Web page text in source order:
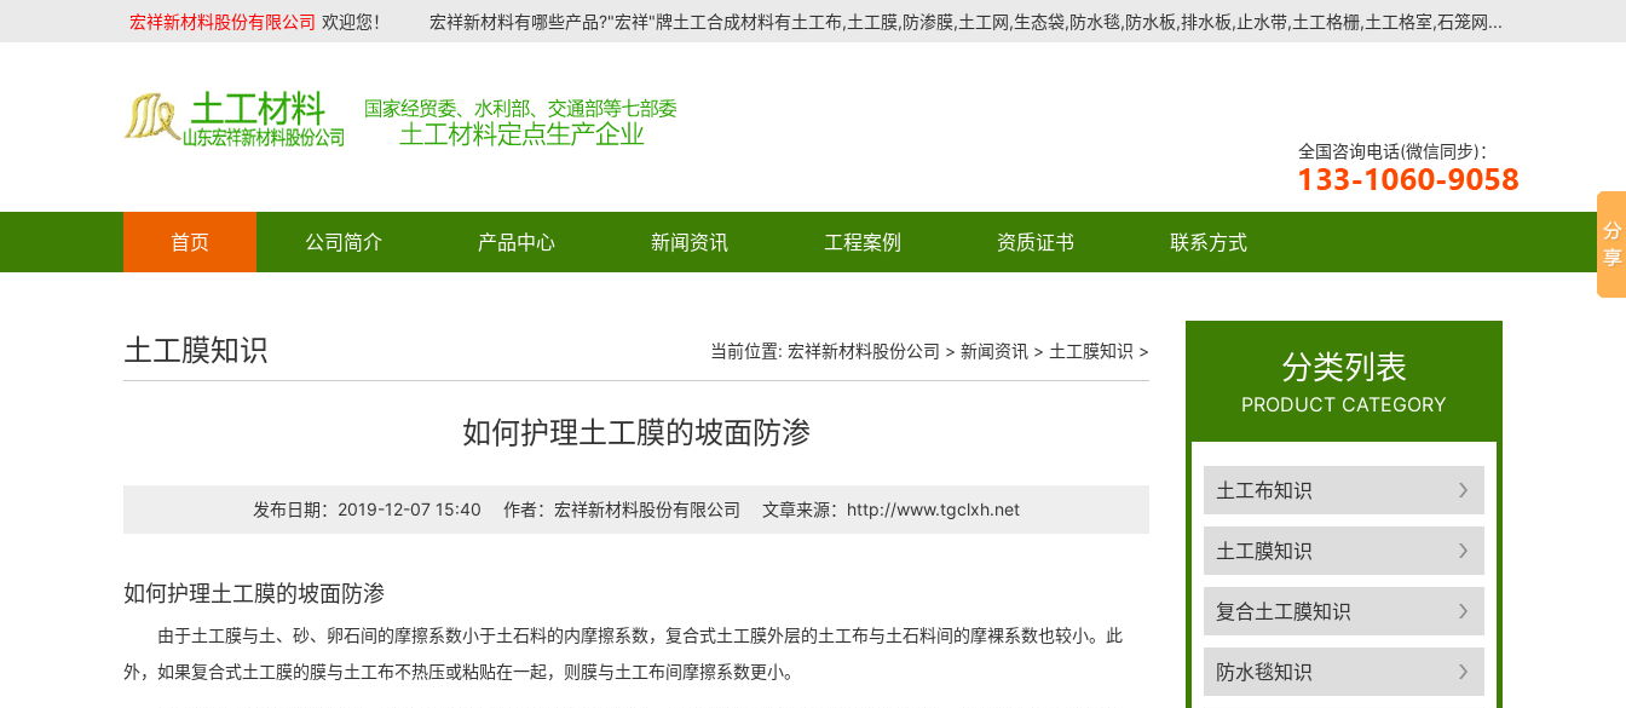
宏祥新材料股份有限公司 欢迎您！ 宏祥新材料有哪些产品?"宏祥"牌土工合成材料有土工布,土工膜,防渗膜,土工网,生态袋,防水毯,防水板,排水板,止水带,土工格栅,土工格室,石笼网...
全国咨询电话(微信同步)：
首页 公司简介 产品中心 新闻资讯 工程案例 资质证书 联系方式
土工膜知识 当前位置: 宏祥新材料股份公司 > 新闻资讯> 土工膜知识 >
如何护理土工膜的坡面防渗
发布日期：2019-12-07 15:40 作者：宏祥新材料股份有限公司 文章来源：http://www.tgclxh.net
如何护理土工膜的坡面防渗
由于土工膜与土、砂、卵石间的摩擦系数小于土石料的内摩擦系数，复合式土工膜外层的土工布与土石料间的摩裸系数也较小。此
外，如果复合式土工膜的膜与土工布不热压或粘贴在一起，则膜与土工布间摩擦系数更小。
分类列表
PRODUCT CATEGORY
土工布知识
土工膜知识
复合土工膜知识
防水毯知识